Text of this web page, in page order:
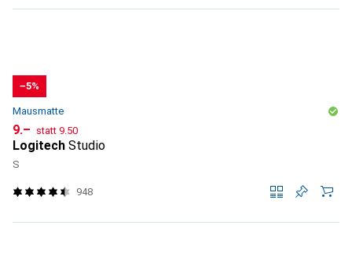
−5%
Mausmatte
CHF
9.– statt CHF
9.50
Logitech Studio
S
948